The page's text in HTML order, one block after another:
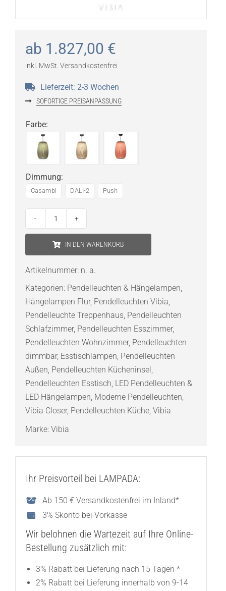
ab 1.827,00 €
inkl. MwSt. Versandkostenfrei
Lieferzeit: 2-3 Wochen
SOFORTIGE PREISANPASSUNG
Farbe:
Dimmung:
Casambi DALI-2 Push
Menge
IN DEN WARENKORB
Artikelnummer: n. a.
Kategorien: Pendelleuchten & Hängelampen,
Hängelampen Flur, Pendelleuchten Vibia,
Pendelleuchte Treppenhaus, Pendelleuchten
Schlafzimmer, Pendelleuchten Esszimmer,
Pendelleuchten Wohnzimmer, Pendelleuchten
dimmbar, Esstischlampen, Pendelleuchten
Außen, Pendelleuchten Kücheninsel,
Pendelleuchten Esstisch, LED Pendelleuchten &
LED Hängelampen, Moderne Pendelleuchten,
Vibia Closer, Pendelleuchten Küche, Vibia
Marke: Vibia
Ihr Preisvorteil bei LAMPADA:
Ab 150 € Versandkostenfrei im Inland*
3% Skonto bei Vorkasse
Wir belohnen die Wartezeit auf Ihre Online-
Bestellung zusätzlich mit:
3% Rabatt bei Lieferung nach 15 Tagen *
2% Rabatt bei Lieferung innerhalb von 9-14